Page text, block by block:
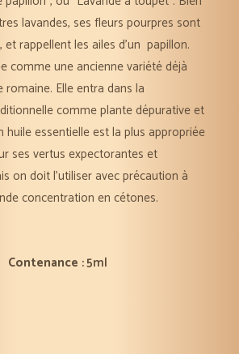
lavandes, ses fleurs pourpres sont
et rappellent les ailes d’un papillon.
comme une ancienne variété déjà
romaine. Elle entra dans la
comme plante dépurative et
huile essentielle est la plus appropriée
ses vertus expectorantes et
on doit l’utiliser avec précaution à
concentration en cétones.
Contenance : 5ml